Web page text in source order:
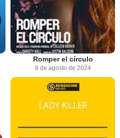
Romper el círculo
8 de agosto de 2024